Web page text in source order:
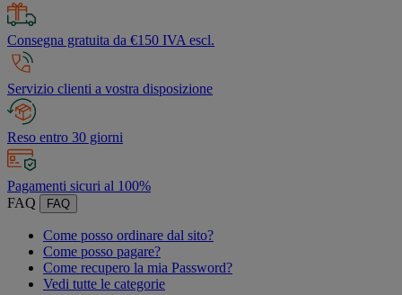
Consegna gratuita da €150 IVA escl.
Servizio clienti a vostra disposizione
Reso entro 30 giorni
Pagamenti sicuri al 100%
FAQ
FAQ
Come posso ordinare dal sito?
Come posso pagare?
Come recupero la mia Password?
Vedi tutte le categorie